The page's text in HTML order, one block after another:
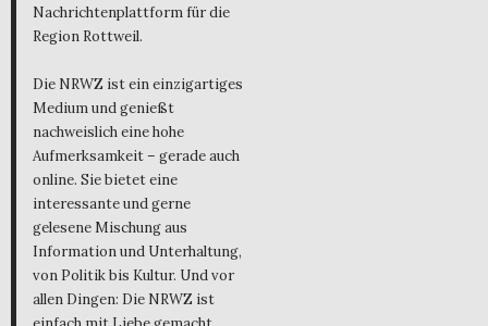
Nachrichtenplattform für die
Region Rottweil.
Die NRWZ ist ein einzigartiges
Medium und genießt
nachweislich eine hohe
Aufmerksamkeit – gerade auch
online. Sie bietet eine
interessante und gerne
gelesene Mischung aus
Information und Unterhaltung,
von Politik bis Kultur. Und vor
allen Dingen: Die NRWZ ist